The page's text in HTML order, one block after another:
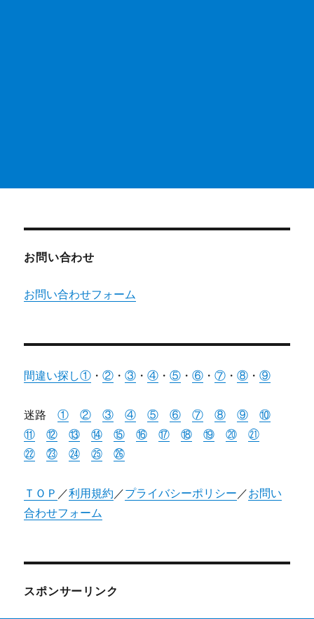
お問い合わせ
お問い合わせフォーム
間違い探し① ・② ・③ ・④ ・⑤ ・⑥ ・⑦ ・⑧ ・⑨
迷路① ② ③ ④ ⑤ ⑥ ⑦ ⑧ ⑨
⑩
⑪
⑫ ⑬ ⑭ ⑮ ⑯ ⑰ ⑱ ⑲ ⑳
㉑
㉒
㉓ ㉔ ㉕ ㉖
ＴＯＰ ／利用規約 ／プライバシーポリシー ／お問い
合わせフォーム
スポンサーリンク